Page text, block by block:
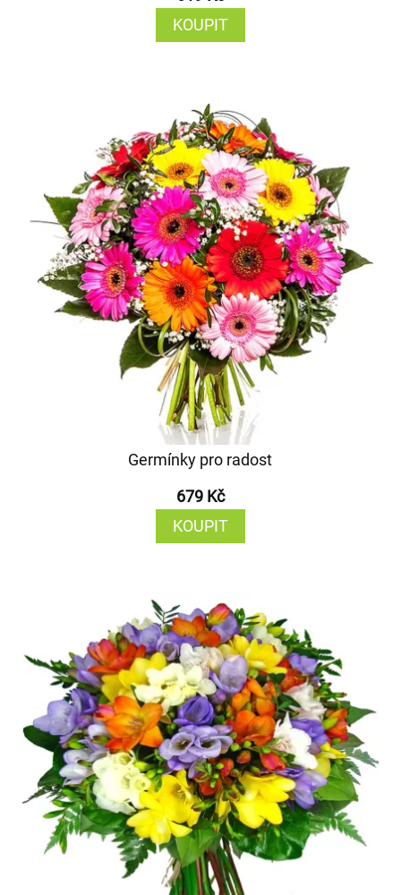
KOUPIT
Germínky pro radost
679 Kč
KOUPIT